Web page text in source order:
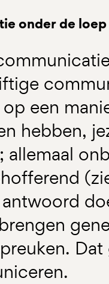
onder de loep
een
hebben,
allemaal
antwoord